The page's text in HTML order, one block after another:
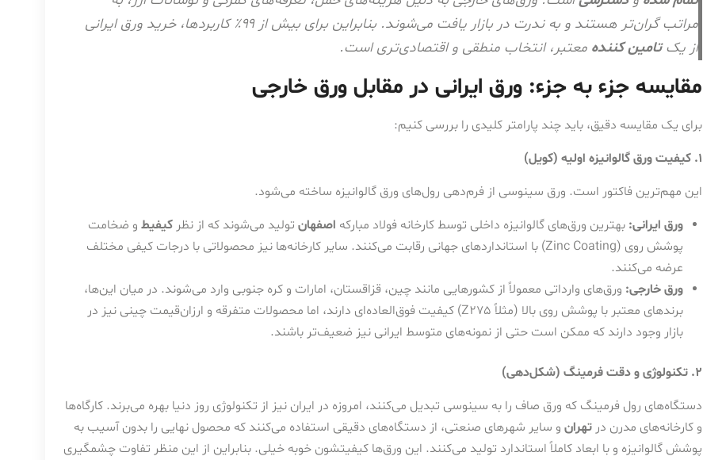
مراتب گران‌تر هستند و به ندرت در بازار یافت می‌شوند. بنابراین برای بیش از ۹۹٪ کاربردها، خرید ورق ایرانی
از یکتامین کننده معتبر، انتخاب منطقی و اقتصادی‌تری است.
مقایسه جزء به جزء: ورق ایرانی در مقابل ورق خارجی
برای یک مقایسه دقیق، باید چند پارامتر کلیدی را بررسی کنیم:
۱. کیفیت ورق گالوانیزه اولیه (کویل)
این مهم‌ترین فاکتور است. ورق سینوسی از فرم‌دهی رول‌های ورق گالوانیزه ساخته می‌شود.
ورق ایرانی: بهترین ورق‌های گالوانیزه داخلی توسط کارخانه فولاد مبارکه اصفهان تولید می‌شوند که از نظر کیفیط و ضخامت
پوشش روی (Zinc Coating) با استانداردهای جهانی رقابت می‌کنند. سایر کارخانه‌ها نیز محصولاتی با درجات کیفی مختلف
عرضه می‌کنند.
ورق خارجی: ورق‌های وارداتی معمولاً از کشورهایی مانند چین، قزاقستان، امارات و کره جنوبی وارد می‌شوند. در میان این‌ها،
برندهای معتبر با پوشش روی بالا (مثلاً Z275) کیفیت فوق‌العاده‌ای دارند، اما محصولات متفرقه و ارزان‌قیمت چینی نیز در
بازار وجود دارند که ممکن است حتی از نمونه‌های متوسط ایرانی نیز ضعیف‌تر باشند.
۲. تکنولوژی و دقت فرمینگ (شکل‌دهی)
دستگاه‌های رول فرمینگ که ورق صاف را به سینوسی تبدیل می‌کنند، امروزه در ایران نیز از تکنولوژی روز دنیا بهره می‌برند. کارگاه‌ها
و کارخانه‌های مدرن در تهران و سایر شهرهای صنعتی، از دستگاه‌های دقیقی استفاده می‌کنند که محصول نهایی را بدون آسیب به
پوشش گالوانیزه و با ابعاد کاملاً استاندارد تولید می‌کنند. این ورق‌ها کیفیتشون خوبه خیلی. بنابراین از این منظر تفاوت چشمگیری